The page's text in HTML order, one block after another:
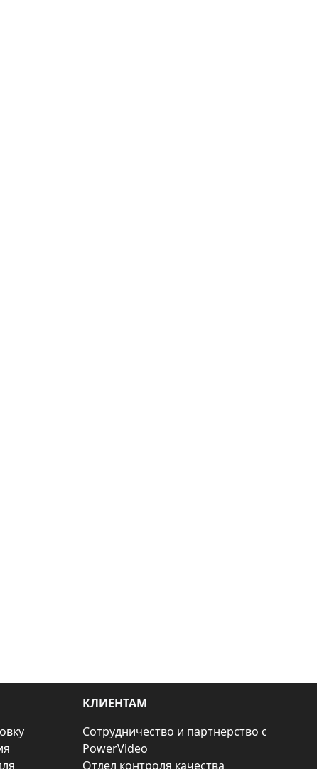
КЛИЕНТАМ
Сотрудничество и партнерство с
PowerVideo
Отдел контроля качества